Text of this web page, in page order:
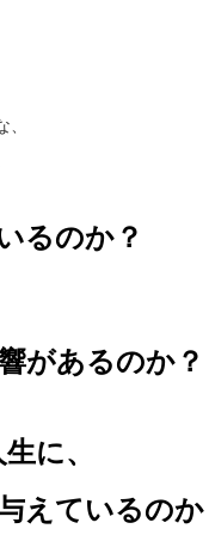
るのか？
があるのか？
に、
えているの